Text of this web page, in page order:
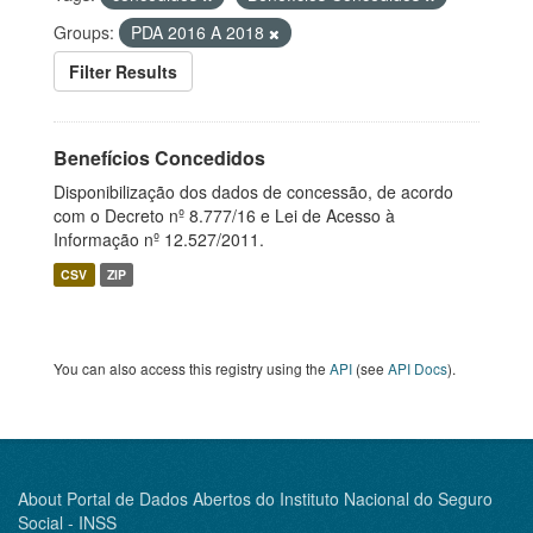
Groups:
PDA 2016 A 2018
Filter Results
Benefícios Concedidos
Disponibilização dos dados de concessão, de acordo
com o Decreto nº 8.777/16 e Lei de Acesso à
Informação nº 12.527/2011.
CSV ZIP
You can also access this registry using the API (see API Docs).
About Portal de Dados Abertos do Instituto Nacional do Seguro
Social - INSS